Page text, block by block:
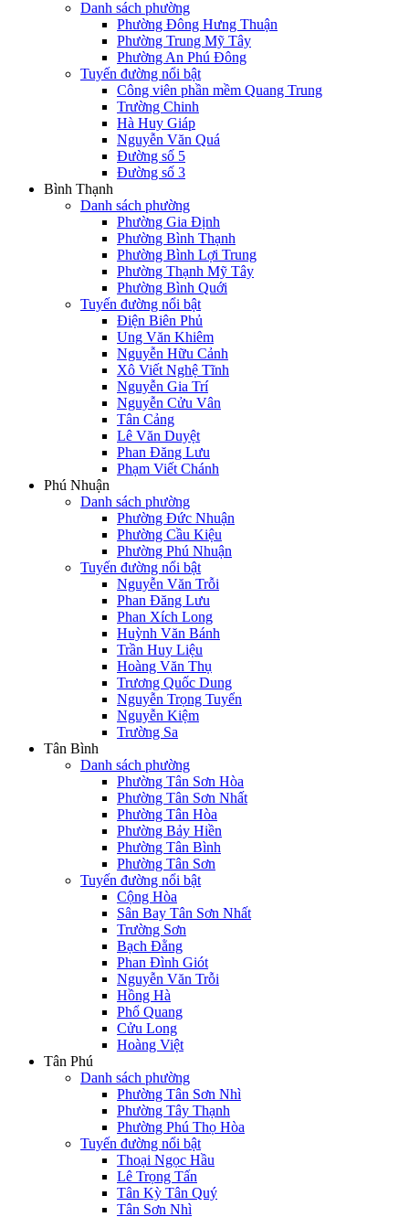
Danh sách phường
Phường Đông Hưng Thuận
Phường Trung Mỹ Tây
Phường An Phú Đông
Tuyến đường nổi bật
Công viên phần mềm Quang Trung
Trường Chinh
Hà Huy Giáp
Nguyễn Văn Quá
Đường số 5
Đường số 3
Bình Thạnh
Danh sách phường
Phường Gia Định
Phường Bình Thạnh
Phường Bình Lợi Trung
Phường Thạnh Mỹ Tây
Phường Bình Quới
Tuyến đường nổi bật
Điện Biên Phủ
Ung Văn Khiêm
Nguyễn Hữu Cảnh
Xô Viết Nghệ Tĩnh
Nguyễn Gia Trí
Nguyễn Cửu Vân
Tân Cảng
Lê Văn Duyệt
Phan Đăng Lưu
Phạm Viết Chánh
Phú Nhuận
Danh sách phường
Phường Đức Nhuận
Phường Cầu Kiệu
Phường Phú Nhuận
Tuyến đường nổi bật
Nguyễn Văn Trỗi
Phan Đăng Lưu
Phan Xích Long
Huỳnh Văn Bánh
Trần Huy Liệu
Hoàng Văn Thụ
Trương Quốc Dung
Nguyễn Trọng Tuyển
Nguyễn Kiệm
Trường Sa
Tân Bình
Danh sách phường
Phường Tân Sơn Hòa
Phường Tân Sơn Nhất
Phường Tân Hòa
Phường Bảy Hiền
Phường Tân Bình
Phường Tân Sơn
Tuyến đường nổi bật
Cộng Hòa
Sân Bay Tân Sơn Nhất
Trường Sơn
Bạch Đằng
Phan Đình Giót
Nguyễn Văn Trỗi
Hồng Hà
Phổ Quang
Cửu Long
Hoàng Việt
Tân Phú
Danh sách phường
Phường Tân Sơn Nhì
Phường Tây Thạnh
Phường Phú Thọ Hòa
Tuyến đường nổi bật
Thoại Ngọc Hầu
Lê Trọng Tấn
Tân Kỳ Tân Quý
Tân Sơn Nhì